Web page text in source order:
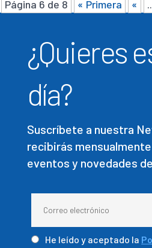
Página 6 de 8 « Primera «
¿Quieres
día?
Suscríbete a nuestra
recibirás
eventos y novedades de
He leído y aceptado la